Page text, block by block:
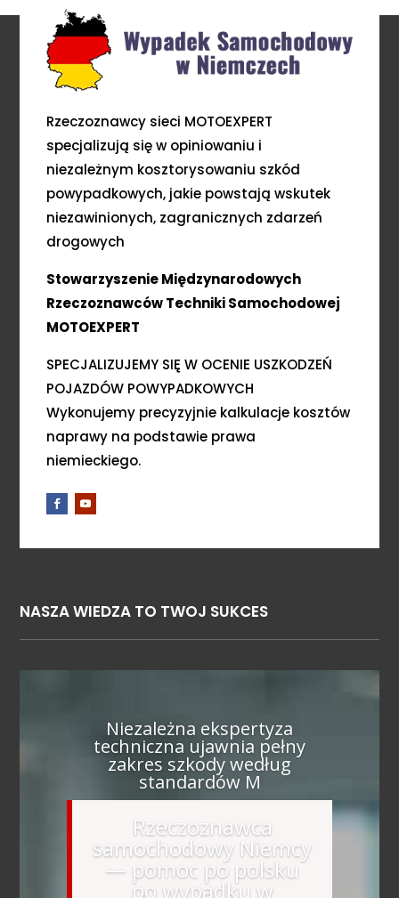
Rzeczoznawcy sieci MOTOEXPERT
specjalizują się w opiniowaniu i
niezależnym kosztorysowaniu szkód
powypadkowych, jakie powstają wskutek
niezawinionych, zagranicznych zdarzeń
drogowych
Stowarzyszenie Międzynarodowych
Rzeczoznawców Techniki Samochodowej
MOTOEXPERT
SPECJALIZUJEMY SIĘ W OCENIE USZKODZEŃ
POJAZDÓW POWYPADKOWYCH
Wykonujemy precyzyjnie kalkulacje kosztów
naprawy na podstawie prawa
niemieckiego.
NASZA WIEDZA TO TWOJ SUKCES
Niezależna ekspertyza
techniczna ujawnia pełny
zakres szkody według
standardów M
Rzeczoznawca
samochodowy Niemcy
— pomoc po polsku
po wypadku w